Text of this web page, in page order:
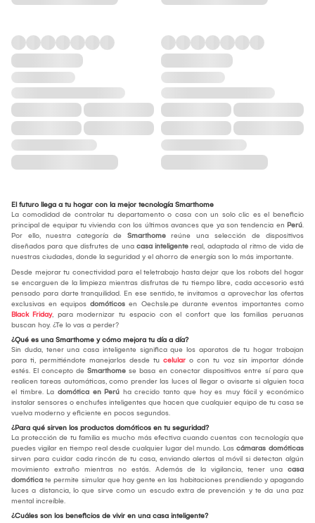
El futuro llega a tu hogar con la mejor tecnología Smarthome
La comodidad de controlar tu departamento o casa con un solo clic es el beneficio
principal de equipar tu vivienda con los últimos avances que ya son tendencia en Perú.
Por ello, nuestra categoría de Smarthome reúne una selección de dispositivos
diseñados para que disfrutes de una casa inteligente real, adaptada al ritmo de vida de
nuestras ciudades, donde la seguridad y el ahorro de energía son lo más importante.
Desde mejorar tu conectividad para el teletrabajo hasta dejar que los robots del hogar
se encarguen de la limpieza mientras disfrutas de tu tiempo libre, cada accesorio está
pensado para darte tranquilidad. En ese sentido, te invitamos a aprovechar las ofertas
exclusivas en equipos domóticos en Oechsle.pe durante eventos importantes como
Black Friday, para modernizar tu espacio con el confort que las familias peruanas
buscan hoy. ¿Te lo vas a perder?
¿Qué es una Smarthome y cómo mejora tu día a día?
Sin duda, tener una casa inteligente significa que los aparatos de tu hogar trabajan
para ti, permitiéndote manejarlos desde tu celular o con tu voz sin importar dónde
estés. El concepto de Smarthome se basa en conectar dispositivos entre sí para que
realicen tareas automáticas, como prender las luces al llegar o avisarte si alguien toca
el timbre. La domótica en Perú ha crecido tanto que hoy es muy fácil y económico
instalar sensores o enchufes inteligentes que hacen que cualquier equipo de tu casa se
vuelva moderno y eficiente en pocos segundos.
¿Para qué sirven los productos domóticos en tu seguridad?
La protección de tu familia es mucho más efectiva cuando cuentas con tecnología que
puedes vigilar en tiempo real desde cualquier lugar del mundo. Las cámaras domóticas
sirven para cuidar cada rincón de tu casa, enviando alertas al móvil si detectan algún
movimiento extraño mientras no estás. Además de la vigilancia, tener una casa
domótica te permite simular que hay gente en las habitaciones prendiendo y apagando
luces a distancia, lo que sirve como un escudo extra de prevención y te da una paz
mental increíble.
¿Cuáles son los beneficios de vivir en una casa inteligente?